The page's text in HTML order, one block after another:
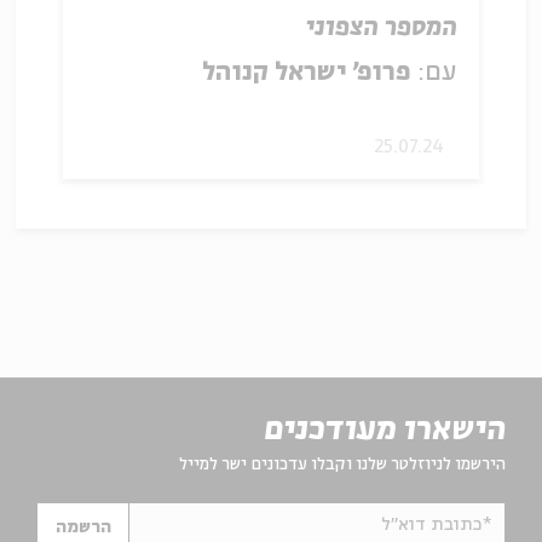
המספר הצפוני
עם: פרופ' ישראל קנוהל
25.07.24
הישארו מעודכנים
הירשמו לניוזלטר שלנו וקבלו עדכונים ישר למייל
*כתובת דוא"ל הרשמה